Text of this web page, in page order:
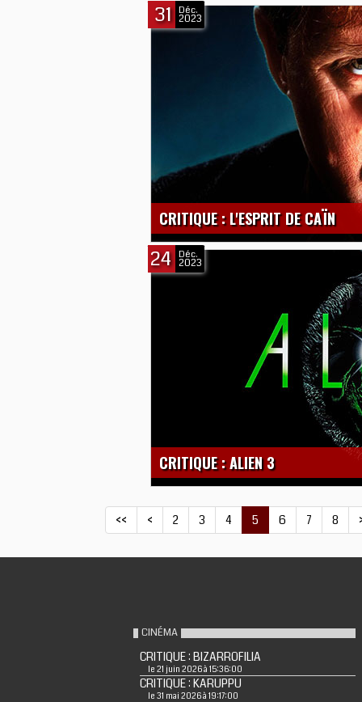
CRITIQUE : L'ESPRIT DE CAÏN
31 Déc.
2023
CRITIQUE : ALIEN 3
24 Déc.
2023
<< < 2 3 4 5 6 7 8
CINÉMA
CRITIQUE : BIZARROFILIA
le 21 juin 2026 à 15:36:00
CRITIQUE : KARUPPU
le 31 mai 2026 à 19:17:00